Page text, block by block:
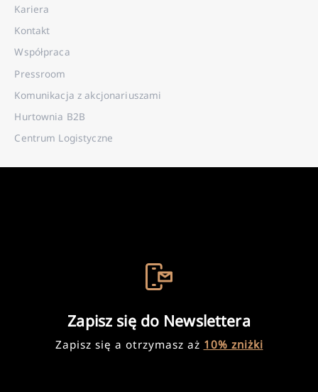
Kariera
Kontakt
Współpraca
Pressroom
Komunikacja z akcjonariuszami
Hurtownia B2B
Centrum Logistyczne
Zapisz się do Newslettera
Zapisz się a otrzymasz aż 10% zniżki